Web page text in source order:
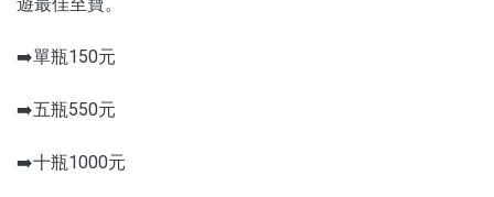
➡️單瓶150元
➡️五瓶550元
➡️十瓶1000元